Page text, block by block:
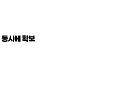
시에 확보